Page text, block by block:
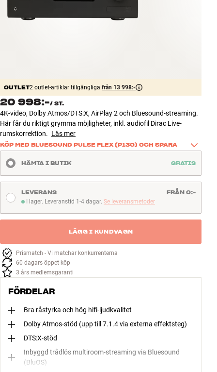
ERBJUDANDEN
Hitta Butik
Kundtjänst
Logga in
Kundtjänst
Företag
OUTLET2 outlet-artiklar tillgängliga från 13 998:-
20 998:-/ ST.
4K-video, Dolby Atmos/DTS:X, AirPlay 2 och Bluesound-streaming.
Här får du riktigt grymma möjligheter, inkl. audiofil Dirac Live-
rumskorrektion. Läs mer
KÖP MED BLUESOUND PULSE FLEX (P130) OCH SPARA
Köp den här produkten tillsammans med Bluesound PULSE FLEX
(P130) och spara 900 kr. på högtalaren. Ett enkelt sätt att få med
det goda ljudet in i ännu ett rum – till exempel köket, kontoret eller
sovrummet.
Läs mer
HÄMTA I BUTIK GRATIS
I lager. Leveranstid 1-4 dagar
I lager. Leveranstid 1-4 dagar. Se leveransmetoder
LEVERANS FRÅN 0:-
LÄGG I KUNDVAGN
Prismatch - Vi matchar konkurrenterna
60 dagars öppet köp
3 års medlemsgaranti
FÖRDELAR
Bra råstyrka och hög hifi-ljudkvalitet
Dolby Atmos-stöd (upp till 7.1.4 via externa effektsteg)
DTS:X-stöd
Inbyggd trådlös multiroom-streaming via Bluesound
(BluOS)